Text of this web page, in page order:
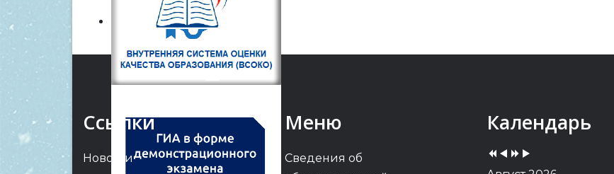
Ссылки
Новости
Меню
Сведения об
Календарь
Previous
Year
Previous
Month
YearMonth